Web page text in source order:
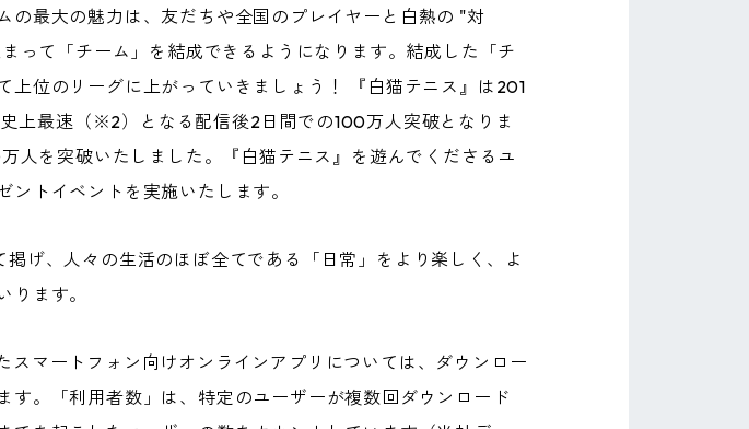
の最大の魅力は、友だちや全国のプレイヤーと白熱の "対
って「チーム」を結成できるようになります。結成した「チ
位のリーグに上がっていきましょう！ 『白猫テニス』は201
上最速（※2）となる配信後2日間での100万人突破となりま
人を突破いたしました。『白猫テニス』を遊んでくださるユ
トイベントを実施いたします。
げ、人々の生活のほぼ全てである「日常」をより楽しく、よ
ります。
マートフォン向けオンラインアプリについては、ダウンロー
す。「利用者数」は、特定のユーザーが複数回ダウンロード